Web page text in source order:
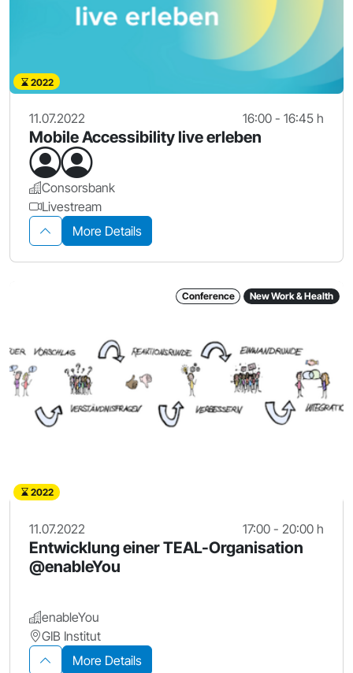
2022
11.07.2022 16:00 - 16:45 h
Mobile Accessibility live erleben
Consorsbank
Livestream
More Details
Conference New Work & Health
2022
11.07.2022 17:00 - 20:00 h
Entwicklung einer TEAL-Organisation
@enableYou
enableYou
GIB Institut
More Details